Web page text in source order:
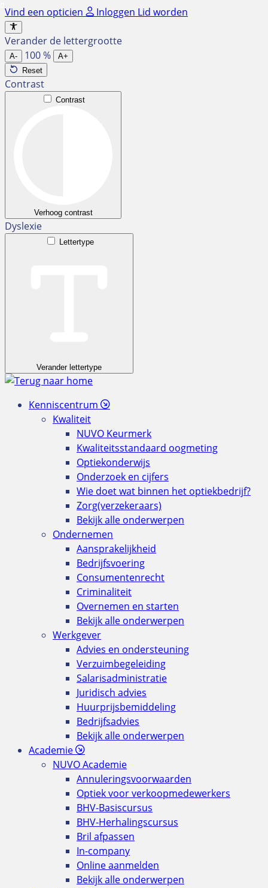
Ga
naar
de
inhoud
Vind een opticien Inloggen Lid worden
Verander de lettergrootte
A- 100%
A+
Reset
Contrast
Contrast
Verhoog contrast
Dyslexie
Lettertype
Verander lettertype
Kenniscentrum
Kwaliteit
NUVO Keurmerk
Kwaliteitsstandaard oogmeting
Optiekonderwijs
Onderzoek en cijfers
Wie doet wat binnen het optiekbedrijf?
Zorg(verzekeraars)
Bekijk alle onderwerpen
Ondernemen
Aansprakelijkheid
Bedrijfsvoering
Consumentenrecht
Criminaliteit
Overnemen en starten
Bekijk alle onderwerpen
Werkgever
Advies en ondersteuning
Verzuimbegeleiding
Salarisadministratie
Juridisch advies
Huurprijsbemiddeling
Bedrijfsadvies
Bekijk alle onderwerpen
Academie
NUVO Academie
Annuleringsvoorwaarden
Optiek voor verkoopmedewerkers
BHV-Basiscursus
BHV-Herhalingscursus
Bril afpassen
In-company
Online aanmelden
Bekijk alle onderwerpen